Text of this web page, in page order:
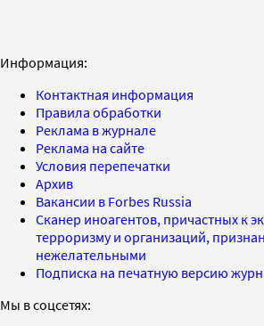
Информация:
Контактная информация
Правила обработки
Реклама в журнале
Реклама на сайте
Условия перепечатки
Архив
Вакансии в Forbes Russia
Сканер иноагентов, причастных к
терроризму и организаций,
нежелательными
Подписка на печатную версию
Мы в соцсетях: